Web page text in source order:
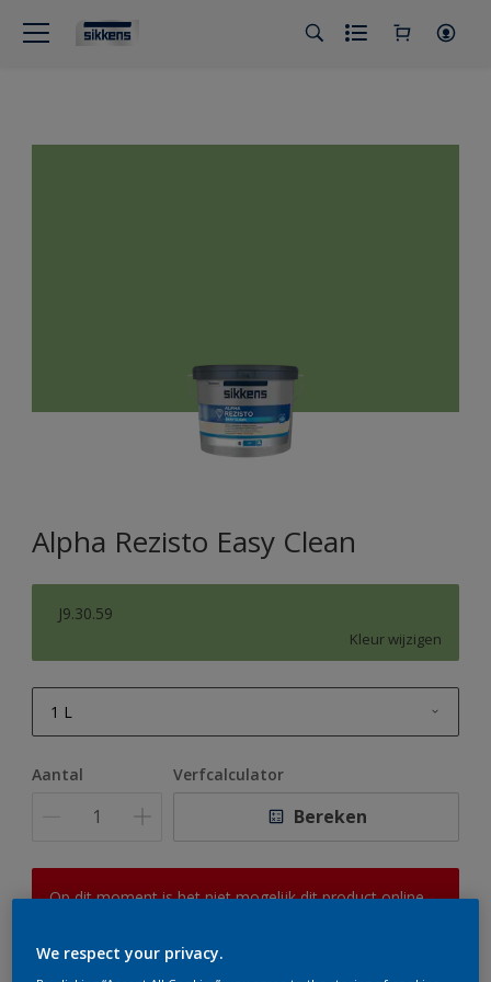
Alpha Rezisto Easy Clean
J9.30.59
Kleur wijzigen
1 L
10 L
Aantal Verfcalculator
Bereken
Op dit moment is het niet mogelijk dit product online
er hard aan om de voorraad aan te vullen.
We respect your privacy.